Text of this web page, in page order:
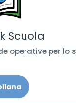
Scuola
operative per lo